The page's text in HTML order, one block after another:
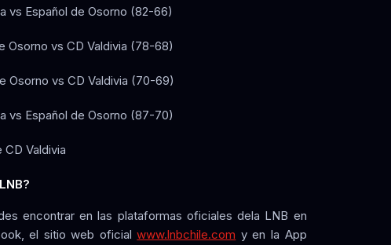
vs Español de Osorno (82-66)
Osorno vs CD Valdivia (78-68)
Osorno vs CD Valdivia (70-69)
vs Español de Osorno (87-70)
Valdivia
encontrar en las plataformas oficiales dela LNB en
el sitio web oficialwww.lnbchile.com y en la App